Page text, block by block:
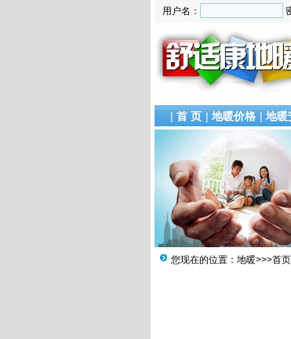
用户名：
| 首 页 | 地暖价格 | 地暖
您现在的位置：地暖>>>首页